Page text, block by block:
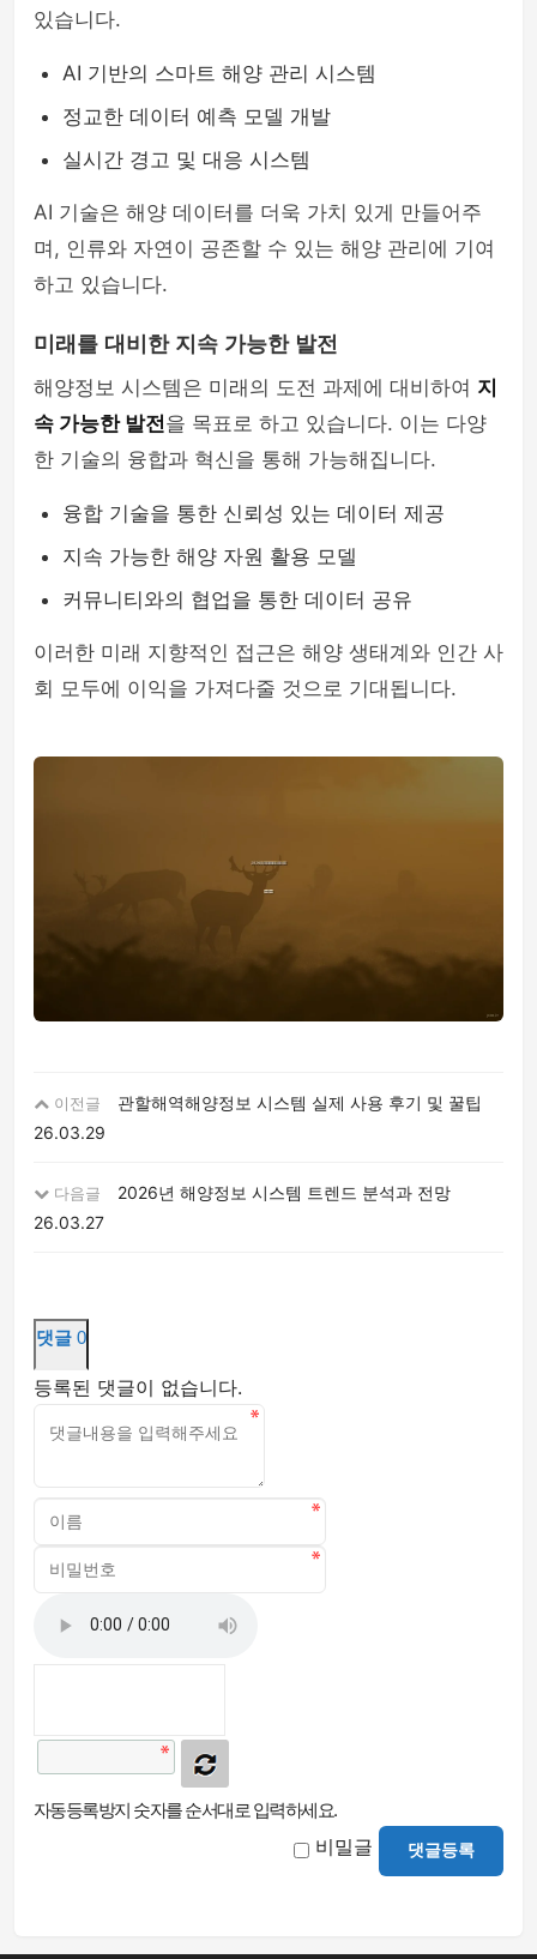
있습니다.
AI 기반의 스마트 해양 관리 시스템
정교한 데이터 예측 모델 개발
실시간 경고 및 대응 시스템
AI 기술은 해양 데이터를 더욱 가치 있게 만들어주
며, 인류와 자연이 공존할 수 있는 해양 관리에 기여
하고 있습니다.
미래를 대비한 지속 가능한 발전
해양정보 시스템은 미래의 도전 과제에 대비하여 지
속 가능한 발전을 목표로 하고 있습니다. 이는 다양
한 기술의 융합과 혁신을 통해 가능해집니다.
융합 기술을 통한 신뢰성 있는 데이터 제공
지속 가능한 해양 자원 활용 모델
커뮤니티와의 협업을 통한 데이터 공유
이러한 미래 지향적인 접근은 해양 생태계와 인간 사
회 모두에 이익을 가져다줄 것으로 기대됩니다.
이전글
관할해역해양정보 시스템 실제 사용 후기 및 꿀팁
26.03.29
다음글
2026년 해양정보 시스템 트렌드 분석과 전망
26.03.27
댓글 0
등록된 댓글이 없습니다.
자동등록방지 숫자를 순서대로 입력하세요.
비밀글 댓글등록